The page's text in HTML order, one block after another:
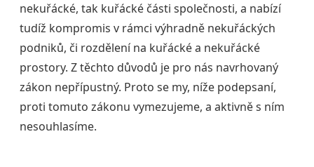
nekuřácké, tak kuřácké části společnosti, a nabízí
tudíž kompromis v rámci výhradně nekuřáckých
podniků, či rozdělení na kuřácké a nekuřácké
prostory. Z těchto důvodů je pro nás navrhovaný
zákon nepřípustný. Proto se my, níže podepsaní,
proti tomuto zákonu vymezujeme, a aktivně s ním
nesouhlasíme.